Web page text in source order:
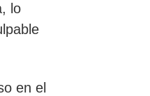
lo
en el